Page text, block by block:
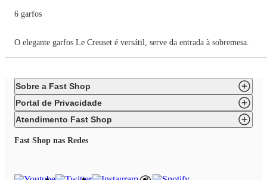
6 garfos
O elegante garfos Le Creuset é versátil, serve da entrada à sobremesa.
Sobre a Fast Shop
Portal de Privacidade
Atendimento Fast Shop
Fast Shop nas Redes